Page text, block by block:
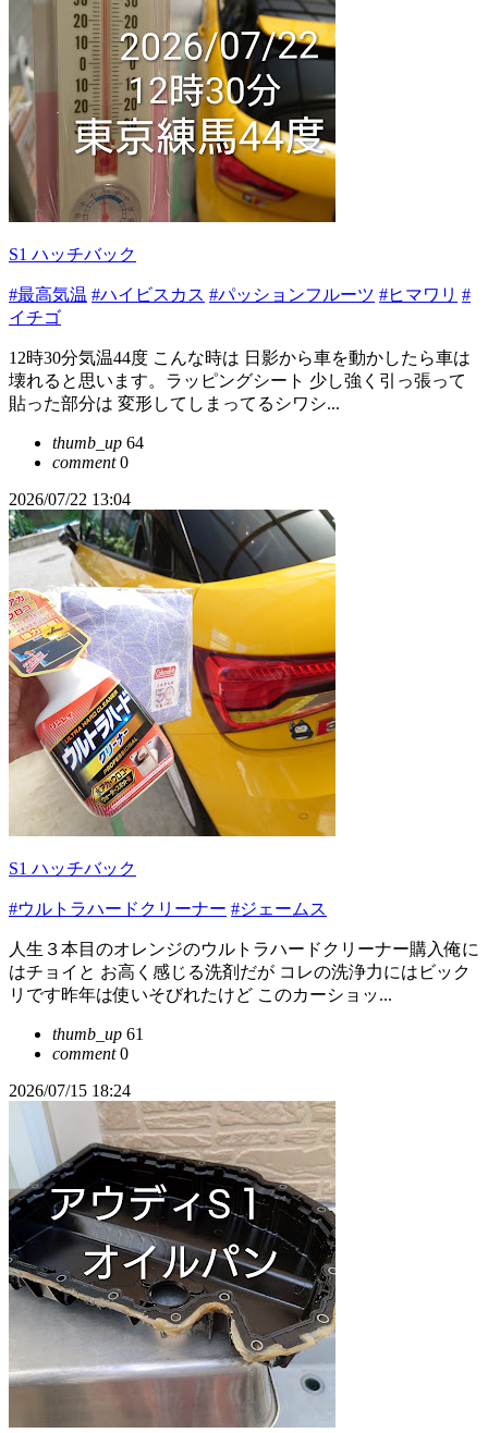
S1 ハッチバック
#最高気温 #ハイビスカス #パッションフルーツ #ヒマワリ #
イチゴ
12時30分気温44度 こんな時は 日影から車を動かしたら車は
壊れると思います。ラッピングシート 少し強く引っ張って
貼った部分は 変形してしまってるシワシ...
thumb_up 64
comment0
2026/07/22 13:04
S1 ハッチバック
#ウルトラハードクリーナー #ジェームス
人生３本目のオレンジのウルトラハードクリーナー購入俺に
はチョイと お高く感じる洗剤だが コレの洗浄力にはビック
リです昨年は使いそびれたけど このカーショッ...
thumb_up 61
comment0
2026/07/15 18:24